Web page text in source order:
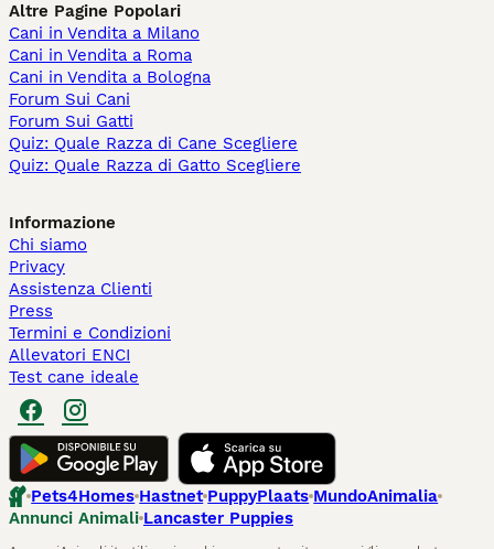
Altre Pagine Popolari
Cani in Vendita a Milano
Cani in Vendita a Roma
Cani in Vendita a Bologna
Forum Sui Cani
Forum Sui Gatti
Quiz: Quale Razza di Cane Scegliere
Quiz: Quale Razza di Gatto Scegliere
Informazione
Chi siamo
Privacy
Assistenza Clienti
Press
Termini e Condizioni
Allevatori ENCI
Test cane ideale
Pets4Homes Hastnet PuppyPlaats MundoAnimalia
Annunci Animali Lancaster Puppies